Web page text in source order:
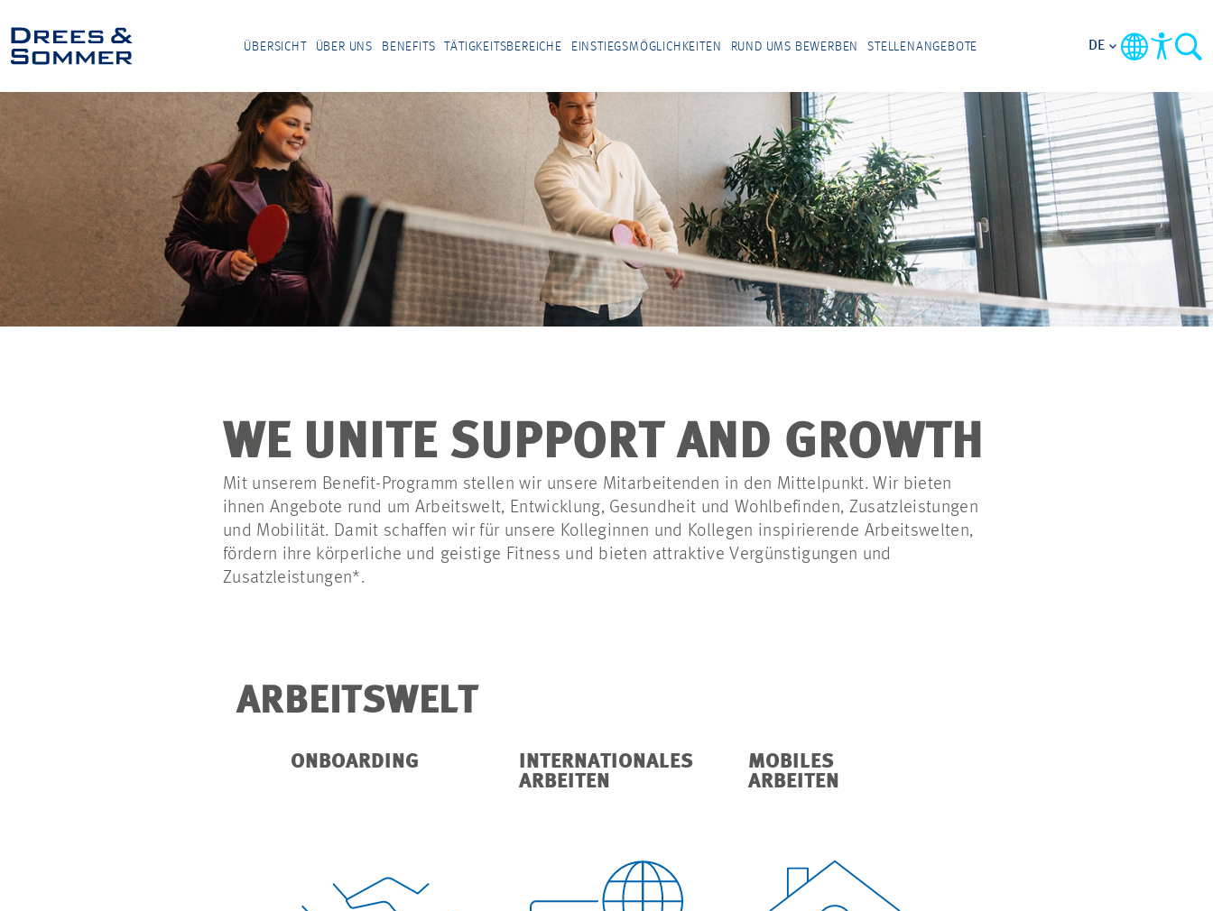
ÜBERSICHT ÜBER UNS BENEFITS TÄTIGKEITSBEREICHE EINSTIEGSMÖGLICHKEITEN RUND UMS BEWERBEN STELLENANGEBOTE DE
WE UNITE SUPPORT AND GROWTH
Mit unserem Benefit-Programm stellen wir unsere Mitarbeitenden in den Mittelpunkt. Wir bieten
ihnen Angebote rund um Arbeitswelt, Entwicklung, Gesundheit und Wohlbefinden, Zusatzleistungen
und Mobilität. Damit schaffen wir für unsere Kolleginnen und Kollegen inspirierende Arbeitswelten,
fördern ihre körperliche und geistige Fitness und bieten attraktive Vergünstigungen und
Zusatzleistungen*.
ARBEITSWELT
ONBOARDING
INTERNATIONALES
ARBEITEN
MOBILES
ARBEITEN